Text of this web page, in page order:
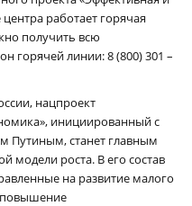
работает горячая
получить всю
горячей линии: 8 (800) 301 –
нацпроект
инициированный с
Путиным, станет главным
модели роста. В его состав
на развитие малого
повышение